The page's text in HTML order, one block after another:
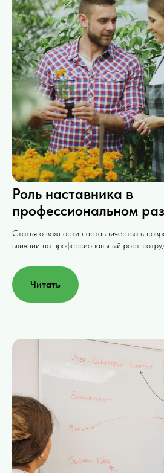
Роль наставника в
профессиональном
Статья о важности наставничества в
влиянии на профессиональный рост
Читать